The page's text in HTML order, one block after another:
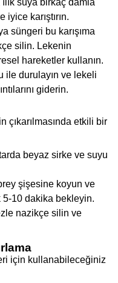
iyice karıştırın.
süngeri bu karışıma
silin. Lekenin
hareketler kullanın.
ile durulayın ve lekeli
giderin.
çıkarılmasında etkili bir
beyaz sirke ve suyu
şişesine koyun ve
5-10 dakika bekleyin.
nazikçe silin ve
için kullanabileceğiniz